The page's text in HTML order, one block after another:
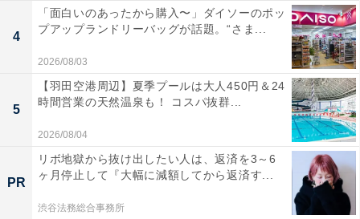
詳細情報
商品名
トイ・ストーリー５ もふもふポーシェット
4
「面白いのあったから購入〜」ダイソーのポッ
プアップランドリーバッグが話題。“さま...
2026/08/03
5
【羽田空港周辺】夏季プールは大人450円＆24
時間営業の天然温泉も！ コスパ抜群...
2026/08/04
PR
リボ地獄から抜け出したい人は、返済を3～6
ヶ月停止して『大幅に減額してから返済す...
渋谷法務総合事務所